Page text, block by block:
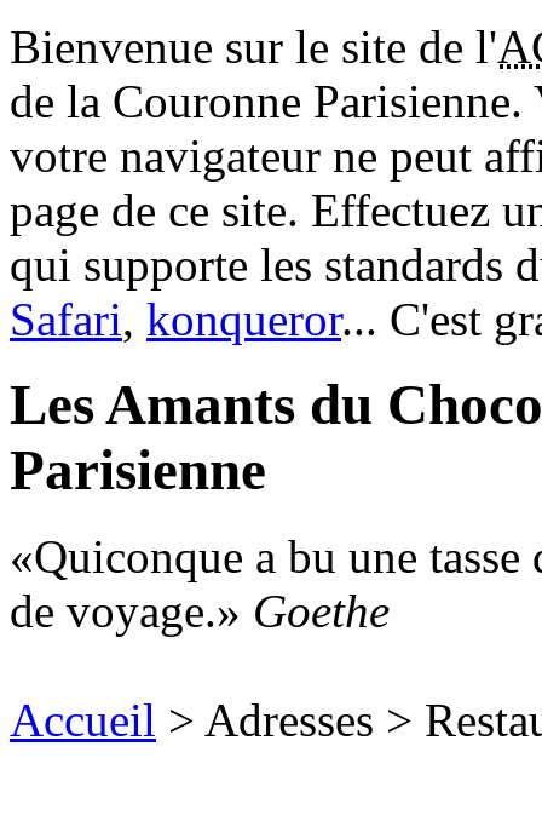
Bienvenue sur le site de l'
de la Couronne Parisienne.
votre navigateur ne peut
page de ce site. Effectuez
qui supporte les standards
Safari, konqueror... C'est
Les Amants du
Parisienne
Quiconque a bu une
de voyage.
Goethe
Accueil > Adresses >